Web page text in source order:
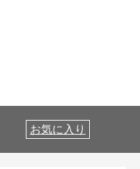
お気に入り